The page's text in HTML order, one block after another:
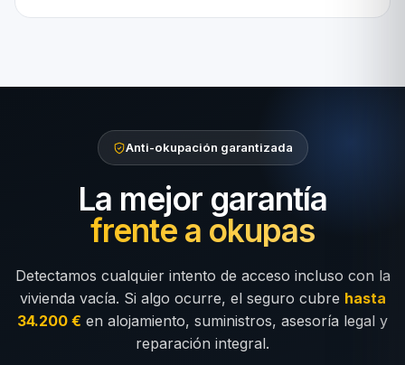
Anti-okupación garantizada
La mejor garantía
frente a okupas
Detectamos cualquier intento de acceso incluso con la
vivienda vacía. Si algo ocurre, el seguro cubre hasta
34.200 € en alojamiento, suministros, asesoría legal y
reparación integral.